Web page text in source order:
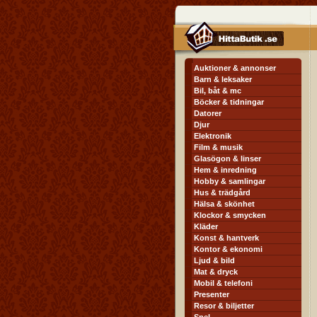
Auktioner & annonser
Barn & leksaker
Bil, båt & mc
Böcker & tidningar
Datorer
Djur
Elektronik
Film & musik
Glasögon & linser
Hem & inredning
Hobby & samlingar
Hus & trädgård
Hälsa & skönhet
Klockor & smycken
Kläder
Konst & hantverk
Kontor & ekonomi
Ljud & bild
Mat & dryck
Mobil & telefoni
Presenter
Resor & biljetter